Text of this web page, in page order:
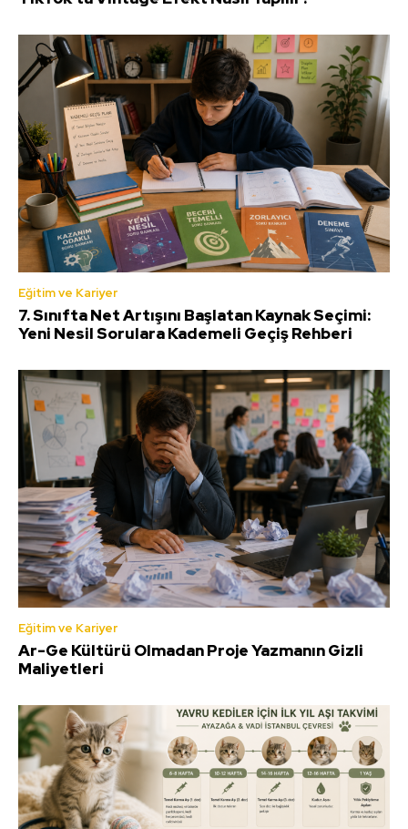
Eğitim ve Kariyer
7. Sınıfta Net Artışını Başlatan Kaynak Seçimi:
Yeni Nesil Sorulara Kademeli Geçiş Rehberi
Eğitim ve Kariyer
Ar-Ge Kültürü Olmadan Proje Yazmanın Gizli
Maliyetleri